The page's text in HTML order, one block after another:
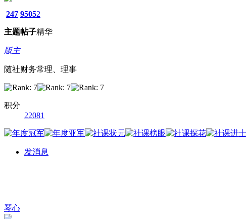
247
主题
9505
帖子
2
精华
版主
随社财务常理、理事
积分
22081
发消息
琴心